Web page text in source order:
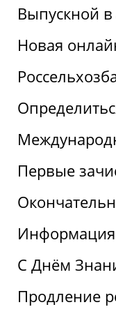
Выпускной в
Новая
Первые
Информация
С Днём
Продление